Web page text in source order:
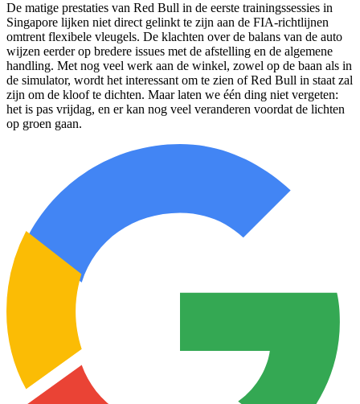
De matige prestaties van Red Bull in de eerste trainingssessies in
Singapore lijken niet direct gelinkt te zijn aan de FIA-richtlijnen
omtrent flexibele vleugels. De klachten over de balans van de auto
wijzen eerder op bredere issues met de afstelling en de algemene
handling. Met nog veel werk aan de winkel, zowel op de baan als in
de simulator, wordt het interessant om te zien of Red Bull in staat zal
zijn om de kloof te dichten. Maar laten we één ding niet vergeten:
het is pas vrijdag, en er kan nog veel veranderen voordat de lichten
op groen gaan.